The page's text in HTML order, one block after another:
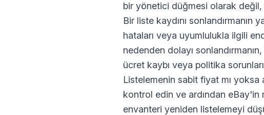
bir yönetici düğmesi olarak
Bir liste kaydını sonlandırmanın
hataları veya uyumlulukla ilgili
nedenden dolayı
ücret kaybı veya politika
Listelemenin sabit fiyat mı yoksa
kontrol edin ve ardından eBay'in
envanteri yeniden listelemeyi